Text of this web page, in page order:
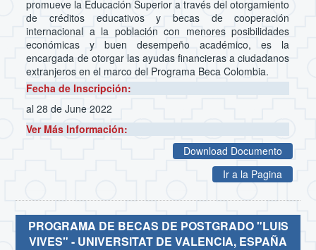
promueve la Educación Superior a través del otorgamiento
de créditos educativos y becas de cooperación
internacional a la población con menores posibilidades
económicas y buen desempeño académico, es la
encargada de otorgar las ayudas financieras a ciudadanos
extranjeros en el marco del Programa Beca Colombia.
Fecha de Inscripción:
al 28 de June 2022
Ver Más Información:
Download Documento
Ir a la Pagina
PROGRAMA DE BECAS DE POSTGRADO "LUIS
VIVES" - UNIVERSITAT DE VALENCIA, ESPAÑA